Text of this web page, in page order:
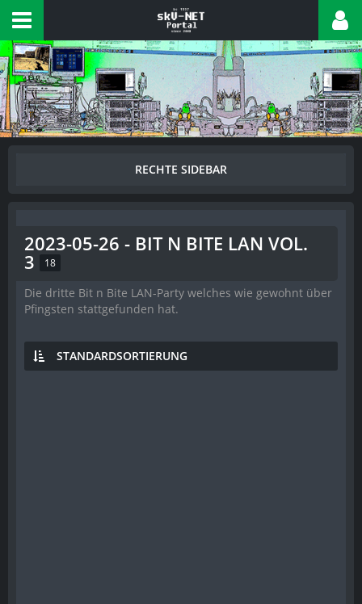
2023-05-26 - BIT N BITE LAN VOL.
3 18
Die dritte Bit n Bite LAN-Party welches wie gewohnt über
Pfingsten stattgefunden hat.
STANDARDSORTIERUNG